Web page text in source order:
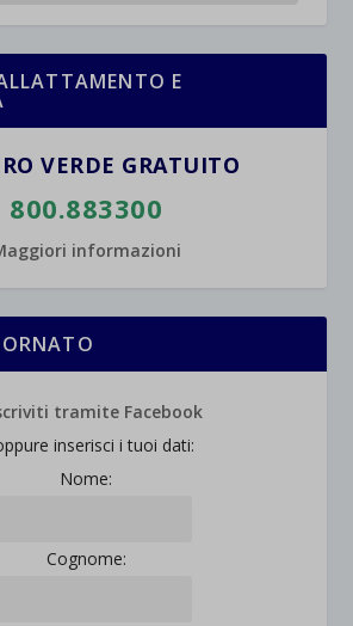
E
VERDE GRATUITO
800.883300
informazioni
inserisci i tuoi dati:
Nome:
Cognome: